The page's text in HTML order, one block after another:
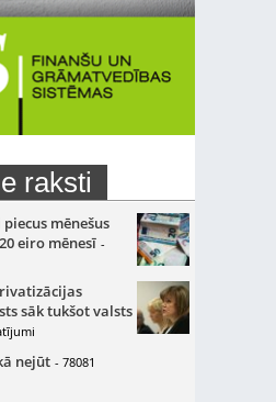
raksti
mēnešus
eiro mēnesī -
sāk tukšot valsts
nejūt - 78081